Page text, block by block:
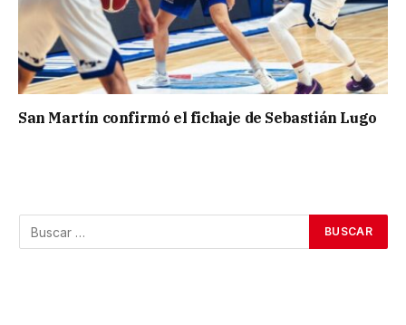
San Martín confirmó el fichaje de Sebastián Lugo